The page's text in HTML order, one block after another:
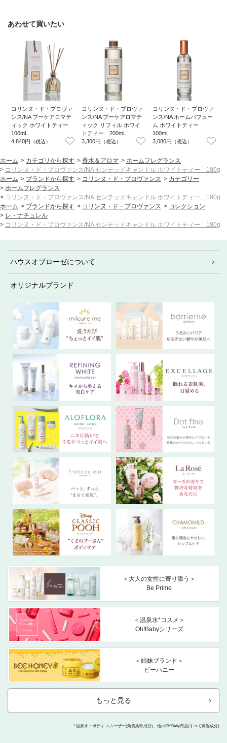
あわせて買いたい
コリンヌ・ド・プロヴァ
ンス/NA ブーケアロマテ
ィック ホワイトティー
100mL
4,840円
（税込）
コリンヌ・ド・プロヴァ
ンス/NA ブーケアロマテ
ィック リフィル ホワイ
トティー 200mL
3,300円
（税込）
コリンヌ・ド・プロヴァ
ンス/NA ホームパフュー
ム ホワイトティー
100mL
3,080円
（税込）
ホーム > カテゴリから探す > 香水＆アロマ > ホームフレグランス
> コリンヌ・ド・プロヴァンス/NA センテッドキャンドル ホワイトティー 180g
ホーム > ブランドから探す > コリンヌ・ド・プロヴァンス > カテゴリー
> ホームフレグランス
> コリンヌ・ド・プロヴァンス/NA センテッドキャンドル ホワイトティー 180g
ホーム > ブランドから探す > コリンヌ・ド・プロヴァンス > コレクション
> レ・ナチュレル
> コリンヌ・ド・プロヴァンス/NA センテッドキャンドル ホワイトティー 180g
ハウスオブローゼについて
オリジナルブランド
＜大人の女性に寄り添う＞
Be Prime
＜温泉水*コスメ＞
Oh!Babyシリーズ
＜姉妹ブランド＞
ビーハニー
もっと見る
* 温泉水：ボディ スムーザー(角質柔軟成分)、他のOh!Baby商品(すべて保湿成分)